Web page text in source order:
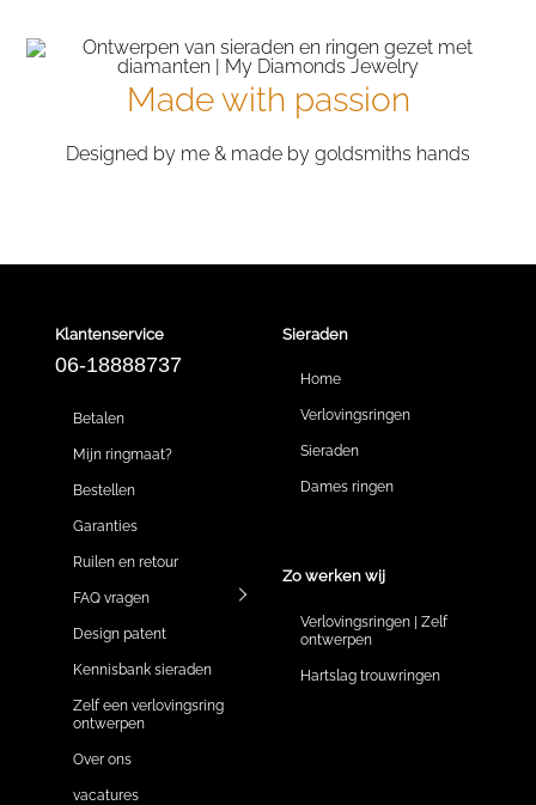
Made with passion
Designed by me & made by goldsmiths hands
Klantenservice
06-18888737
Betalen
Mijn ringmaat?
Bestellen
Garanties
Ruilen en retour
FAQ vragen
Design patent
Kennisbank sieraden
Zelf een verlovingsring
ontwerpen
Over ons
vacatures
Sieraden
Home
Verlovingsringen
Sieraden
Dames ringen
Zo werken wij
Verlovingsringen | Zelf
ontwerpen
Hartslag trouwringen